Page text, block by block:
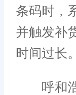
条码时，
并触发补
时间过长。
呼和浩